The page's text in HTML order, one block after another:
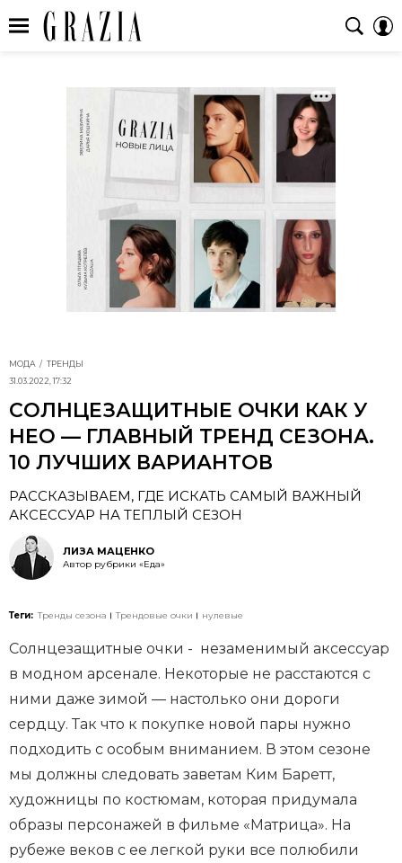
МОДА
ТРЕНДЫ
31.03.2022, 17:32
СОЛНЦЕЗАЩИТНЫЕ ОЧКИ КАК У
НЕО — ГЛАВНЫЙ ТРЕНД СЕЗОНА.
10 ЛУЧШИХ ВАРИАНТОВ
РАССКАЗЫВАЕМ, ГДЕ ИСКАТЬ САМЫЙ ВАЖНЫЙ
АКСЕССУАР НА ТЕПЛЫЙ СЕЗОН
ЛИЗА МАЦЕНКО
Автор рубрики «Еда»
Теги: Тренды сезона Трендовые очки нулевые
Солнцезащитные очки - незаменимый аксессуар
в модном арсенале. Некоторые не расстаются с
ними даже зимой — настолько они дороги
сердцу. Так что к покупке новой пары нужно
подходить с особым вниманием. В этом сезоне
мы должны следовать заветам Ким Баретт,
художницы по костюмам, которая придумала
образы персонажей в фильме «Матрица». На
рубеже веков с ее легкой руки все полюбили